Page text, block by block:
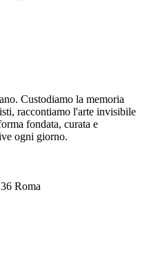
Custodiamo la memoria
raccontiamo l'arte invisibile
fondata, curata e
ogni giorno.
Roma